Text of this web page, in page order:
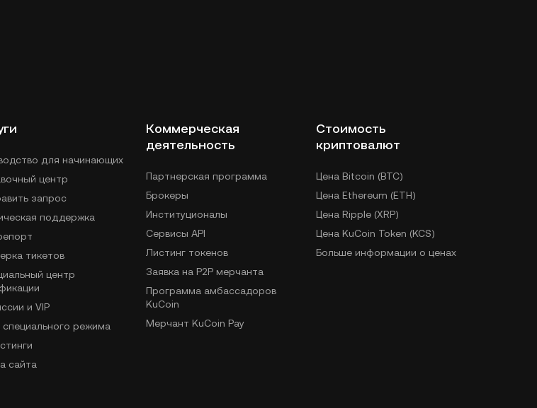
для начинающих
центр
запрос
поддержка
тикетов
центр
и VIP
специального режима
сайта
Коммерческая
деятельность
Партнерская программа
Брокеры
Институционалы
Сервисы API
Листинг токенов
Заявка на P2P мерчанта
Программа амбассадоров
KuCoin
Мерчант KuCoin Pay
Стоимость
криптовалют
Цена Bitcoin (BTC)
Цена Ethereum (ETH)
Цена Ripple (XRP)
Цена KuCoin Token (KCS)
Больше информации о ценах